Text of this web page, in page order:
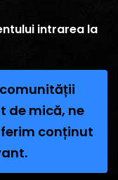
intrarea la
de mică, ne
conținut